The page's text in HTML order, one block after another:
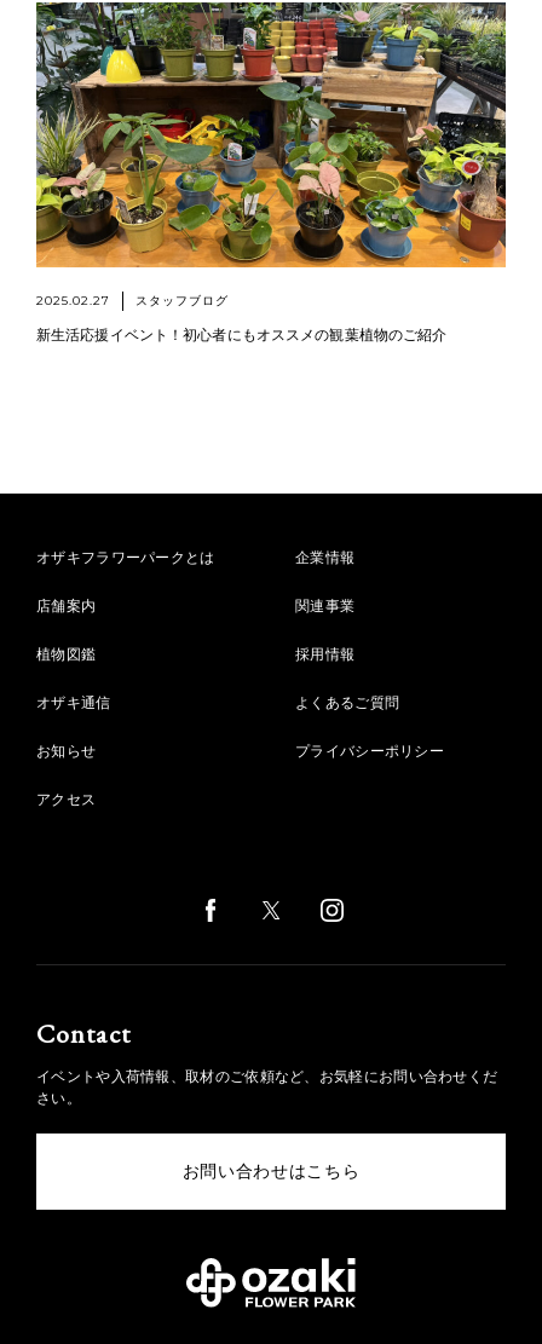
2025.02.27 スタッフブログ
新生活応援イベント！初心者にもオススメの観葉植物のご紹介
オザキフラワーパークとは
店舗案内
植物図鑑
オザキ通信
お知らせ
アクセス
企業情報
関連事業
採用情報
よくあるご質問
プライバシーポリシー
Contact
イベントや入荷情報、取材のご依頼など、お気軽にお問い合わせくだ
さい。
お問い合わせはこちら